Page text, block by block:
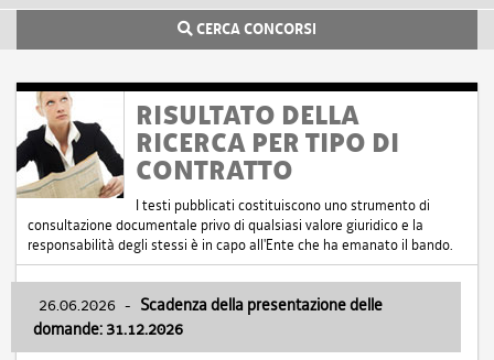
CERCA CONCORSI
RISULTATO DELLA
RICERCA PER TIPO DI
CONTRATTO
I testi pubblicati costituiscono uno strumento di
consultazione documentale privo di qualsiasi valore giuridico e la
responsabilità degli stessi è in capo all'Ente che ha emanato il bando.
26.06.2026 - Scadenza della presentazione delle
domande: 31.12.2026